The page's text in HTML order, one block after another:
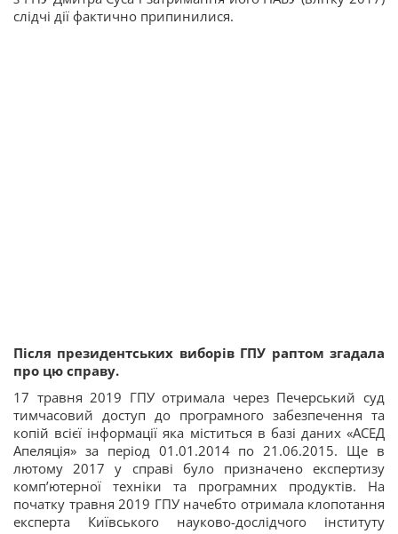
слідчі дії фактично припинилися.
Після президентських виборів ГПУ раптом згадала
про цю справу.
17 травня 2019 ГПУ отримала через Печерський суд
тимчасовий доступ до програмного забезпечення та
копій всієї інформації яка міститься в базі даних «АСЕД
Апеляція» за період 01.01.2014 по 21.06.2015. Ще в
лютому 2017 у справі було призначено експертизу
комп’ютерної техніки та програмних продуктів. На
початку травня 2019 ГПУ начебто отримала клопотання
експерта Київського науково-дослідчого інституту